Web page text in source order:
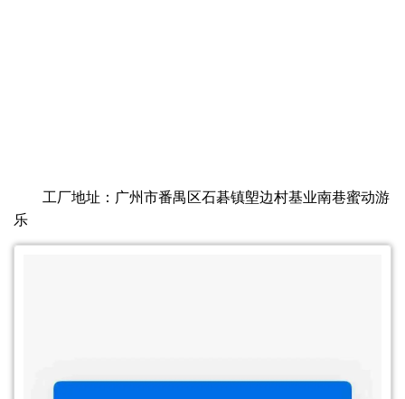
工厂地址：广州市番禺区石碁镇塱边村基业南巷蜜动游
乐